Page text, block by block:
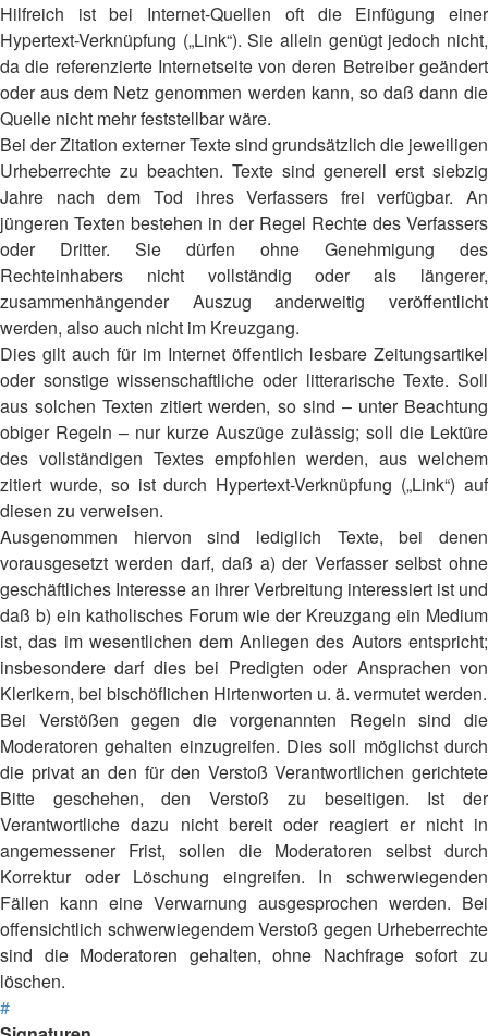
Hilfreich ist bei Internet-Quellen oft die Einfügung einer
Hypertext-Verknüpfung („Link“). Sie allein genügt jedoch nicht,
da die referenzierte Internetseite von deren Betreiber geändert
oder aus dem Netz genommen werden kann, so daß dann die
Quelle nicht mehr feststellbar wäre.
Bei der Zitation externer Texte sind grundsätzlich die jeweiligen
Urheberrechte zu beachten. Texte sind generell erst siebzig
Jahre nach dem Tod ihres Verfassers frei verfügbar. An
jüngeren Texten bestehen in der Regel Rechte des Verfassers
oder Dritter. Sie dürfen ohne Genehmigung des
Rechteinhabers nicht vollständig oder als längerer,
zusammenhängender Auszug anderweitig veröffentlicht
werden, also auch nicht im Kreuzgang.
Dies gilt auch für im Internet öffentlich lesbare Zeitungsartikel
oder sonstige wissenschaftliche oder litterarische Texte. Soll
aus solchen Texten zitiert werden, so sind – unter Beachtung
obiger Regeln – nur kurze Auszüge zulässig; soll die Lektüre
des vollständigen Textes empfohlen werden, aus welchem
zitiert wurde, so ist durch Hypertext-Verknüpfung („Link“) auf
diesen zu verweisen.
Ausgenommen hiervon sind lediglich Texte, bei denen
vorausgesetzt werden darf, daß a) der Verfasser selbst ohne
geschäftliches Interesse an ihrer Verbreitung interessiert ist und
daß b) ein katholisches Forum wie der Kreuzgang ein Medium
ist, das im wesentlichen dem Anliegen des Autors entspricht;
insbesondere darf dies bei Predigten oder Ansprachen von
Klerikern, bei bischöflichen Hirtenworten u. ä. vermutet werden.
Bei Verstößen gegen die vorgenannten Regeln sind die
Moderatoren gehalten einzugreifen. Dies soll möglichst durch
die privat an den für den Verstoß Verantwortlichen gerichtete
Bitte geschehen, den Verstoß zu beseitigen. Ist der
Verantwortliche dazu nicht bereit oder reagiert er nicht in
angemessener Frist, sollen die Moderatoren selbst durch
Korrektur oder Löschung eingreifen. In schwerwiegenden
Fällen kann eine Verwarnung ausgesprochen werden. Bei
offensichtlich schwerwiegendem Verstoß gegen Urheberrechte
sind die Moderatoren gehalten, ohne Nachfrage sofort zu
löschen.
#